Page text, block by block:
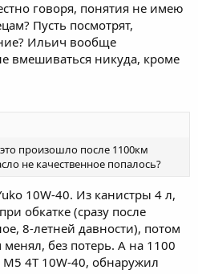
говоря, понятия не имею
Пусть посмотрят,
Ильич вообще
вмешиваться никуда, кроме
произошло после 1100км
не качественное попалось?
10W-40. Из канистры 4 л,
обкатке (сразу после
8-летней давности), потом
без потерь. А на 1100
4T 10W-40, обнаружил